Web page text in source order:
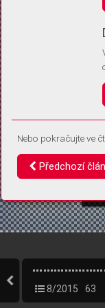
Díky němu příště
Identifikátor je zcela
Vaše souhlasy a
vás už příště znovu
8/2015 63
Nebo pokračujte ve
Předchozí